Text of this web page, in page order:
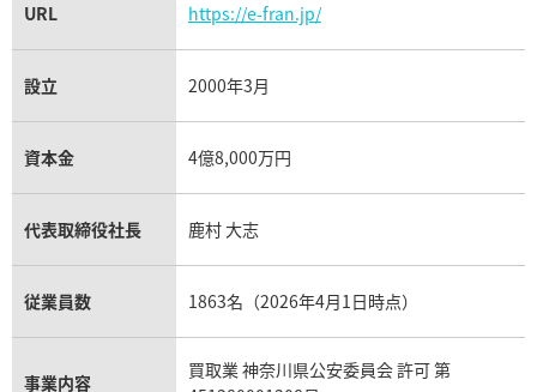
URL https://e-fran.jp/
設立 2000年3月
資本金 4億8,000万円
代表取締役社長 鹿村 大志
従業員数 1863名（2026年4月1日時点）
事業内容
買取業 神奈川県公安委員会 許可 第